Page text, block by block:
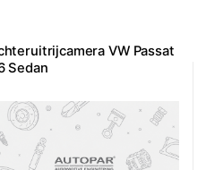
VW Passat
Sedan